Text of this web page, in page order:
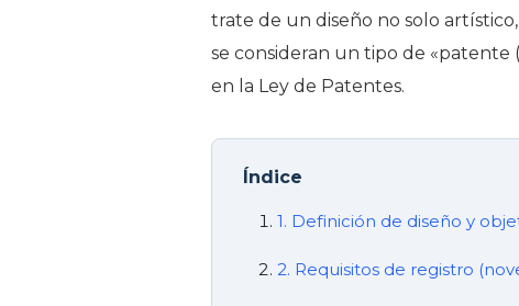
trate de un diseño no solo
se consideran un tipo de «patente
en la Ley de Patentes.
Índice
1. Definición de diseño y
2. Requisitos de registro